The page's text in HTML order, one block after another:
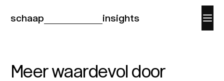
schaap insights
Meer waardevol door